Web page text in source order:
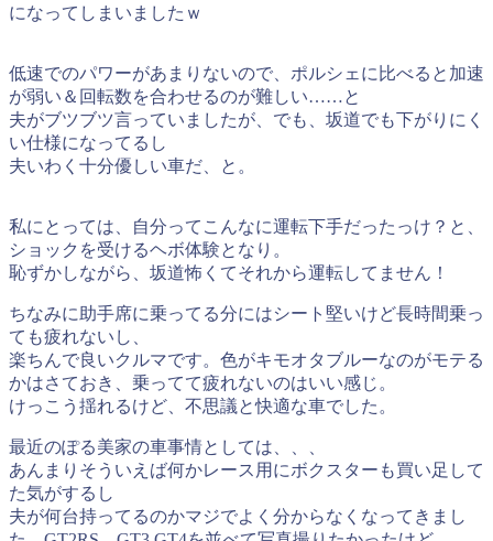
になってしまいましたｗ
低速でのパワーがあまりないので、ポルシェに比べると加速
が弱い＆回転数を合わせるのが難しい……と
夫がブツブツ言っていましたが、でも、坂道でも下がりにく
い仕様になってるし
夫いわく十分優しい車だ、と。
私にとっては、自分ってこんなに運転下手だったっけ？と、
ショックを受けるヘボ体験となり。
恥ずかしながら、坂道怖くてそれから運転してません！
ちなみに助手席に乗ってる分にはシート堅いけど長時間乗っ
ても疲れないし、
楽ちんで良いクルマです。色がキモオタブルーなのがモテる
かはさておき、乗ってて疲れないのはいい感じ。
けっこう揺れるけど、不思議と快適な車でした。
最近のぽる美家の車事情としては、、、
あんまりそういえば何かレース用にボクスターも買い足して
た気がするし
夫が何台持ってるのかマジでよく分からなくなってきまし